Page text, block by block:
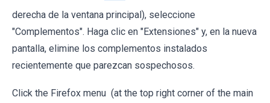
derecha de la ventana principal), seleccione
"Complementos". Haga clic en "Extensiones" y, en la nueva
pantalla, elimine los complementos instalados
recientemente que parezcan sospechosos.
Click the Firefox menu (at the top right corner of the main